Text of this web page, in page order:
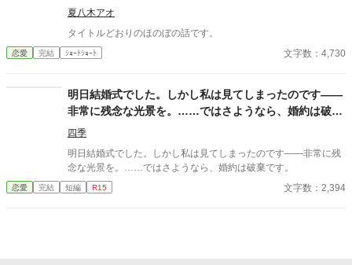
てくれません。
夏八木アオ
タイトルどおりのほのぼの話です。
恋愛 完結 ｼｮｰﾄｼｮｰﾄ 文字数：4,730
明日結婚式でした。しかし私は見てしまったのです――
非常に残念な光景を。……ではさようなら、婚約は破棄
です。
四季
明日結婚式でした。しかし私は見てしまったのです――非常に残
念な光景を。……ではさようなら、婚約は破棄です。
恋愛 完結 短編 R15 文字数：2,394